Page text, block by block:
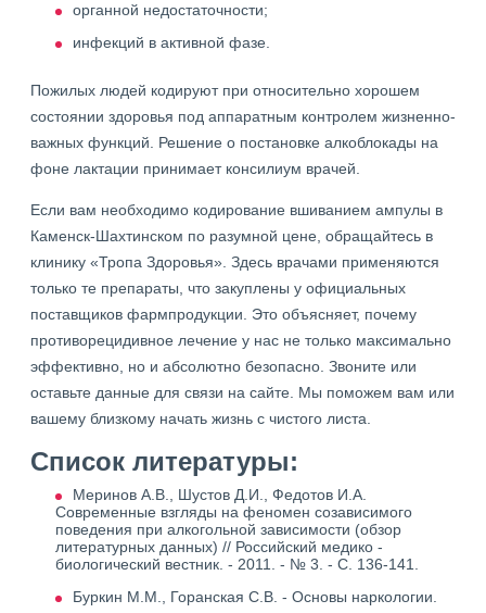
органной недостаточности;
инфекций в активной фазе.
Пожилых людей кодируют при относительно хорошем
состоянии здоровья под аппаратным контролем жизненно-
важных функций. Решение о постановке алкоблокады на
фоне лактации принимает консилиум врачей.
Если вам необходимо кодирование вшиванием ампулы в
Каменск-Шахтинском по разумной цене, обращайтесь в
клинику «Тропа Здоровья». Здесь врачами применяются
только те препараты, что закуплены у официальных
поставщиков фармпродукции. Это объясняет, почему
противорецидивное лечение у нас не только максимально
эффективно, но и абсолютно безопасно. Звоните или
оставьте данные для связи на сайте. Мы поможем вам или
вашему близкому начать жизнь с чистого листа.
Список литературы:
Меринов А.В., Шустов Д.И., Федотов И.А.
Современные взгляды на феномен созависимого
поведения при алкогольной зависимости (обзор
литературных данных) // Российский медико -
биологический вестник. - 2011. - № 3. - С. 136-141.
Буркин М.М., Горанская С.В. - Основы наркологии.